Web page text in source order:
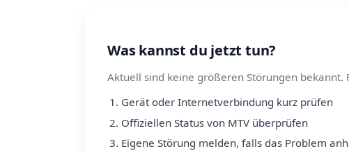
Was kannst du jetzt tun?
Aktuell sind keine größeren Störungen bekannt.
Gerät oder Internetverbindung kurz prüfen
Offiziellen Status von MTV überprüfen
Eigene Störung melden, falls das Problem